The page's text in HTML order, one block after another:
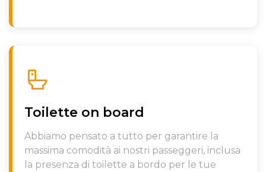
Toilette on board
Abbiamo pensato a tutto per garantire la
massima comodità ai nostri passeggeri, inclusa
la presenza di toilette a bordo per le tue